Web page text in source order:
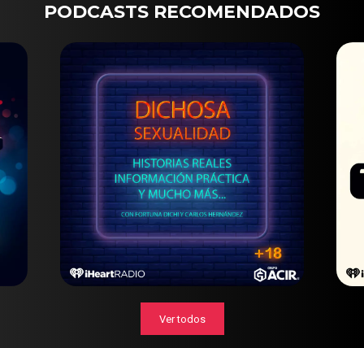
PODCASTS RECOMENDADOS
Ver todos